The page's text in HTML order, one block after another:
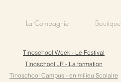
La Compagnie Boutique
Tinoschool Week - Le Festival
Tinoschool JR - La formation
Tinoschool Campus - en milieu Scolaire